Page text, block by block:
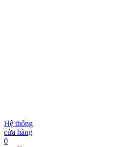
Hệ thống
cửa hàng
0